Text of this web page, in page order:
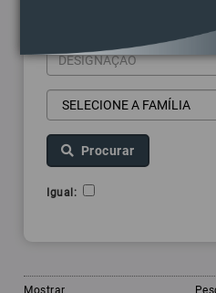
Procurar
Igual:
Mostrar